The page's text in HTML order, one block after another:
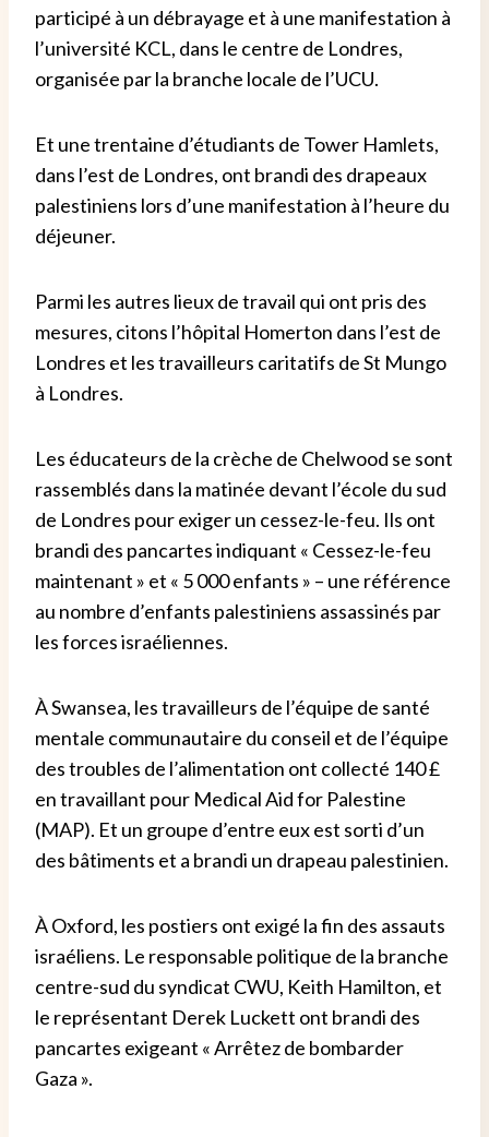
participé à un débrayage et à une manifestation à
l’université KCL, dans le centre de Londres,
organisée par la branche locale de l’UCU.
Et une trentaine d’étudiants de Tower Hamlets,
dans l’est de Londres, ont brandi des drapeaux
palestiniens lors d’une manifestation à l’heure du
déjeuner.
Parmi les autres lieux de travail qui ont pris des
mesures, citons l’hôpital Homerton dans l’est de
Londres et les travailleurs caritatifs de St Mungo
à Londres.
Les éducateurs de la crèche de Chelwood se sont
rassemblés dans la matinée devant l’école du sud
de Londres pour exiger un cessez-le-feu. Ils ont
brandi des pancartes indiquant « Cessez-le-feu
maintenant » et « 5 000 enfants » – une référence
au nombre d’enfants palestiniens assassinés par
les forces israéliennes.
À Swansea, les travailleurs de l’équipe de santé
mentale communautaire du conseil et de l’équipe
des troubles de l’alimentation ont collecté 140 £
en travaillant pour Medical Aid for Palestine
(MAP). Et un groupe d’entre eux est sorti d’un
des bâtiments et a brandi un drapeau palestinien.
À Oxford, les postiers ont exigé la fin des assauts
israéliens. Le responsable politique de la branche
centre-sud du syndicat CWU, Keith Hamilton, et
le représentant Derek Luckett ont brandi des
pancartes exigeant « Arrêtez de bombarder
Gaza ».